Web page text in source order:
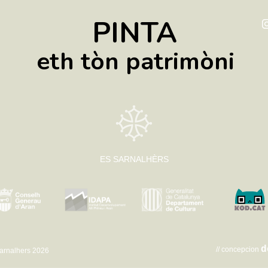
PINTA
eth tòn patrimòni
ES SARNALHÈRS
2026 // concepcion